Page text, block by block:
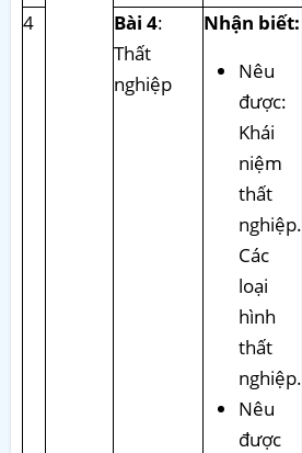
4
Bài 4:
Thất
nghiệp
Nhận biết:
Nêu
được:
Khái
niệm
thất
nghiệp.
Các
loại
hình
thất
nghiệp.
Nêu
được